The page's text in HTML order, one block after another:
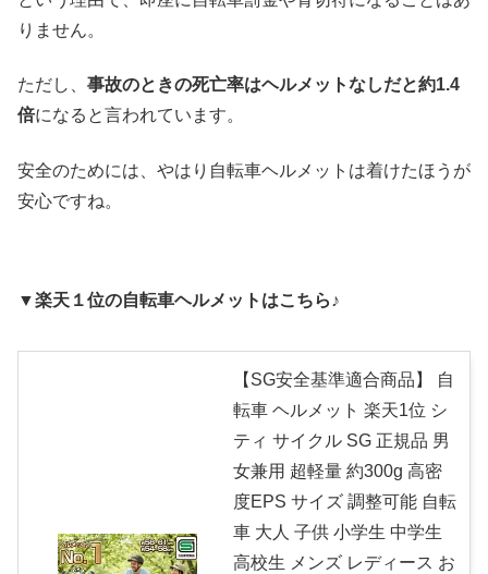
りません。
ただし、 事故のときの死亡率はヘルメットなしだと約1.4
倍になると言われています。
安全のためには、やはり自転車ヘルメットは着けたほうが
安心ですね。
▼楽天１位の自転車ヘルメットはこちら♪
【SG安全基準適合商品】 自
転車 ヘルメット 楽天1位 シ
ティ サイクル SG 正規品 男
女兼用 超軽量 約300g 高密
度EPS サイズ 調整可能 自転
車 大人 子供 小学生 中学生
高校生 メンズ レディース お